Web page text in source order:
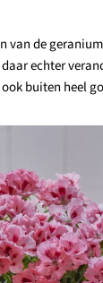
van de
echter
buiten heel